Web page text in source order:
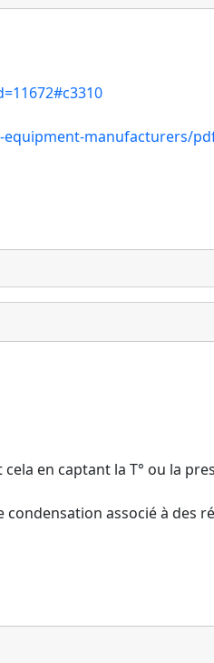
manufacturers/
en captant la T° ou la
associé à des